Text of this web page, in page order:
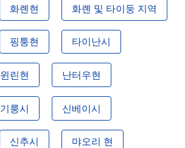
화롄현 화롄 및 타이둥 지역
핑퉁현 타이난시
윈린현 난터우현
기룽시 신베이시
신추시 먀오리 현